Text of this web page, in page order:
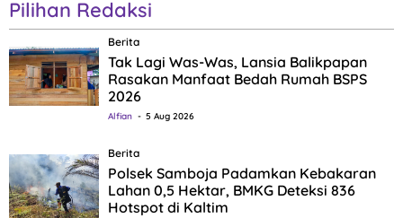
Pilihan Redaksi
Berita
Tak Lagi Was-Was, Lansia Balikpapan
Rasakan Manfaat Bedah Rumah BSPS
2026
Alfian 5 Aug 2026
Berita
Polsek Samboja Padamkan Kebakaran
Lahan 0,5 Hektar, BMKG Deteksi 836
Hotspot di Kaltim